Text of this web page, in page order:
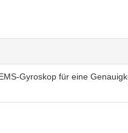
Gyroskop für eine